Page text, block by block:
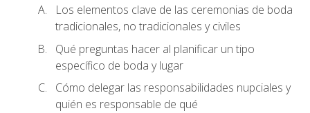
Los elementos clave de las ceremonias de boda
tradicionales, no tradicionales y civiles
Qué preguntas hacer al planificar un tipo
específico de boda y lugar
Cómo delegar las responsabilidades nupciales y
quién es responsable de qué